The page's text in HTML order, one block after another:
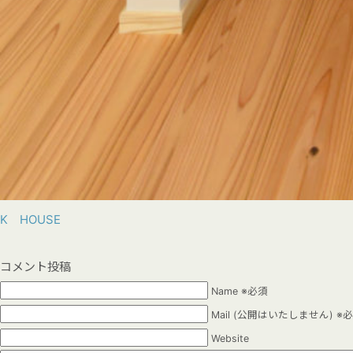
K HOUSE
コメント投稿
Name ※必須
Mail (公開はいたしません) ※
Website